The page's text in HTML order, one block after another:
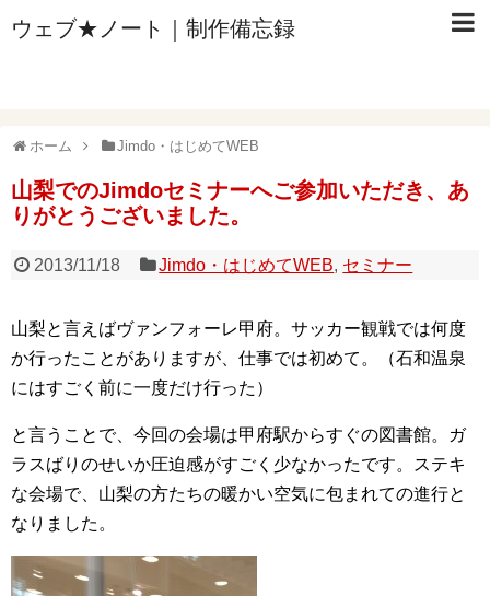
ウェブ★ノート｜制作備忘録
ホーム Jimdo・はじめてWEB
山梨でのJimdoセミナーへご参加いただき、あ
りがとうございました。
2013/11/18 Jimdo・はじめてWEB, セミナー
山梨と言えばヴァンフォーレ甲府。サッカー観戦では何度
か行ったことがありますが、仕事では初めて。（石和温泉
にはすごく前に一度だけ行った）
と言うことで、今回の会場は甲府駅からすぐの図書館。ガ
ラスばりのせいか圧迫感がすごく少なかったです。ステキ
な会場で、山梨の方たちの暖かい空気に包まれての進行と
なりました。